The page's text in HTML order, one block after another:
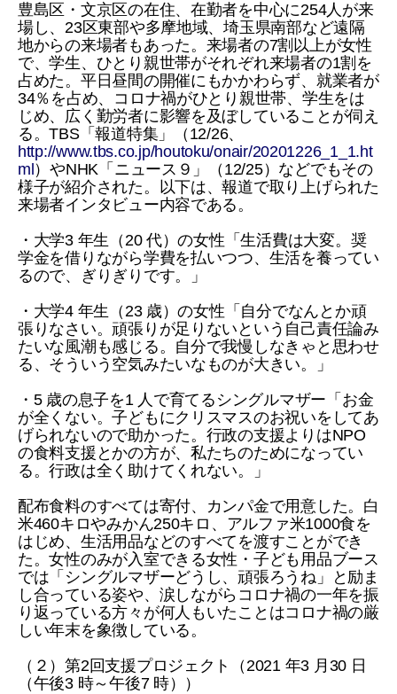
豊島区・文京区の在住、在勤者を中心に254人が来
場し、23区東部や多摩地域、埼玉県南部など遠隔
地からの来場者もあった。来場者の7割以上が女性
で、学生、ひとり親世帯がそれぞれ来場者の1割を
占めた。平日昼間の開催にもかかわらず、就業者が
34％を占め、コロナ禍がひとり親世帯、学生をは
じめ、広く勤労者に影響を及ぼしていることが伺え
る。TBS「報道特集」（12/26、
http://www.tbs.co.jp/houtoku/onair/20201226_1_1.ht
ml ）やNHK「ニュース９」（12/25）などでもその
様子が紹介された。以下は、報道で取り上げられた
来場者インタビュー内容である。
・大学3 年生（20 代）の女性「生活費は大変。奨
学金を借りながら学費を払いつつ、生活を養ってい
るので、ぎりぎりです。」
・大学4 年生（23 歳）の女性「自分でなんとか頑
張りなさい。頑張りが足りないという自己責任論み
たいな風潮も感じる。自分で我慢しなきゃと思わせ
る、そういう空気みたいなものが大きい。」
・5 歳の息子を1 人で育てるシングルマザー「お金
が全くない。子どもにクリスマスのお祝いをしてあ
げられないので助かった。行政の支援よりはNPO
の食料支援とかの方が、私たちのためになってい
る。行政は全く助けてくれない。」
配布食料のすべては寄付、カンパ金で用意した。白
米460キロやみかん250キロ、アルファ米1000食を
はじめ、生活用品などのすべてを渡すことができ
た。女性のみが入室できる女性・子ども用品ブース
では「シングルマザーどうし、頑張ろうね」と励ま
し合っている姿や、涙しながらコロナ禍の一年を振
り返っている方々が何人もいたことはコロナ禍の厳
しい年末を象徴している。
（２）第2回支援プロジェクト（2021 年3 月30 日
（午後3 時～午後7 時））